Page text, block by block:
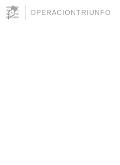
OPERACIONTRIUNFO